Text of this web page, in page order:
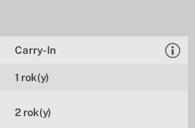
Carry-In
1 rok(y)
2 rok(y)